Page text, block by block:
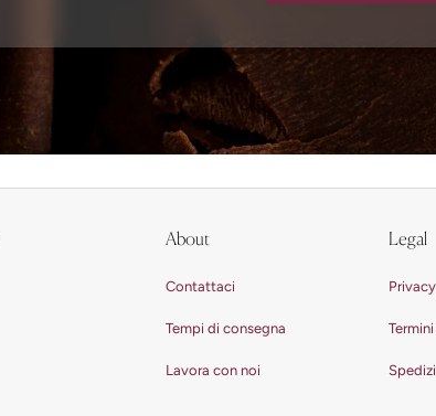
About
Contattaci
Tempi di consegna
Lavora con noi
Legal